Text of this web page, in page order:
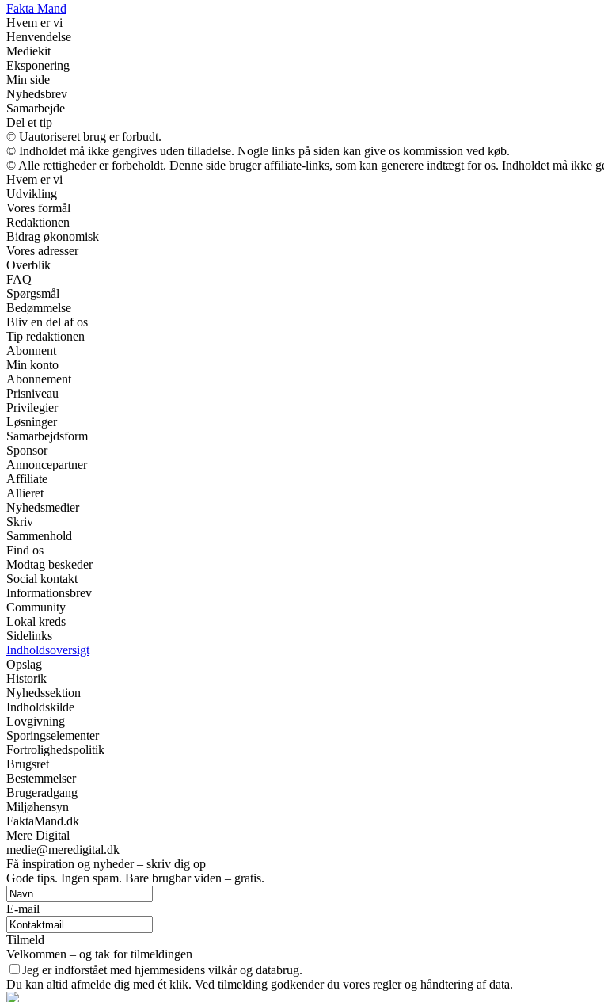
Fakta Mand
Hvem er vi
Henvendelse
Mediekit
Eksponering
Min side
Nyhedsbrev
Samarbejde
Del et tip
© Uautoriseret brug er forbudt.
© Indholdet må ikke gengives uden tilladelse. Nogle links på siden kan give os kommission ved køb.
© Alle rettigheder er forbeholdt. Denne side bruger affiliate-links, som kan generere indtægt for os. Indholdet må ikke
Hvem er vi
Udvikling
Vores formål
Redaktionen
Bidrag økonomisk
Vores adresser
Overblik
FAQ
Spørgsmål
Bedømmelse
Bliv en del af os
Tip redaktionen
Abonnent
Min konto
Abonnement
Prisniveau
Privilegier
Løsninger
Samarbejdsform
Sponsor
Annoncepartner
Affiliate
Allieret
Nyhedsmedier
Skriv
Sammenhold
Find os
Modtag beskeder
Social kontakt
Informationsbrev
Community
Lokal kreds
Sidelinks
Indholdsoversigt
Opslag
Historik
Nyhedssektion
Indholdskilde
Lovgivning
Sporingselementer
Fortrolighedspolitik
Brugsret
Bestemmelser
Brugeradgang
Miljøhensyn
FaktaMand.dk
Mere Digital
medie@meredigital.dk
Få inspiration og nyheder – skriv dig op
Gode tips. Ingen spam. Bare brugbar viden – gratis.
E-mail
Tilmeld
Velkommen – og tak for tilmeldingen
Jeg er indforstået med hjemmesidens vilkår og databrug.
Du kan altid afmelde dig med ét klik. Ved tilmelding godkender du vores regler og håndtering af data.